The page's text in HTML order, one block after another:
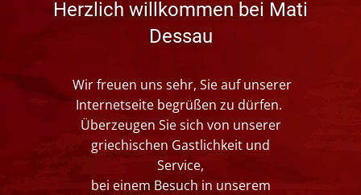
Herzlich willkommen bei Mati
Dessau
Wir freuen uns sehr, Sie auf unserer
Internetseite begrüßen zu dürfen.
Überzeugen Sie sich von unserer
griechischen Gastlichkeit und
Service,
bei einem Besuch in unserem